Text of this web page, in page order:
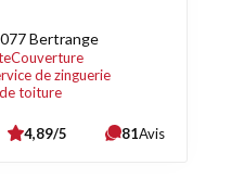
Bertrange
Couverture
de zinguerie
toiture
4,89/5 81Avis